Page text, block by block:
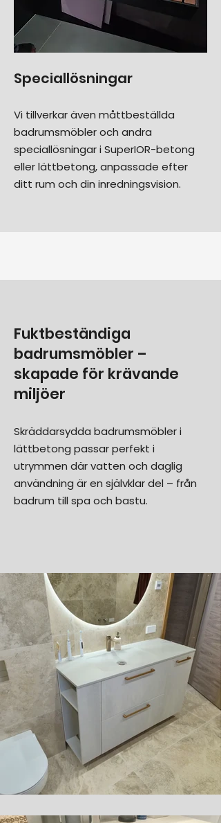
Speciallösningar
Vi tillverkar även måttbeställda
badrumsmöbler och andra
speciallösningar i SuperIOR-betong
eller lättbetong, anpassade efter
ditt rum och din inredningsvision.
Fuktbeständiga
badrumsmöbler –
skapade för krävande
miljöer
Skräddarsydda badrumsmöbler i
lättbetong passar perfekt i
utrymmen där vatten och daglig
användning är en självklar del – från
badrum till spa och bastu.